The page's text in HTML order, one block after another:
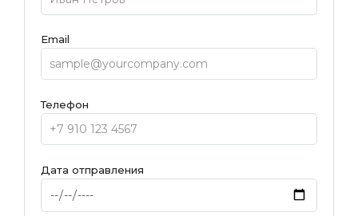
Email
Телефон
Дата отправления